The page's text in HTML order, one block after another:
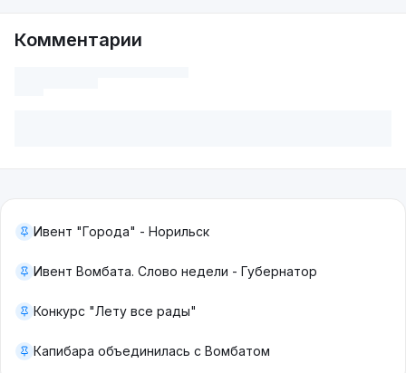
Комментарии
Ивент "Города" - Норильск
Ивент Вомбата. Слово недели - Губернатор
Конкурс "Лету все рады"
Капибара объединилась с Вомбатом